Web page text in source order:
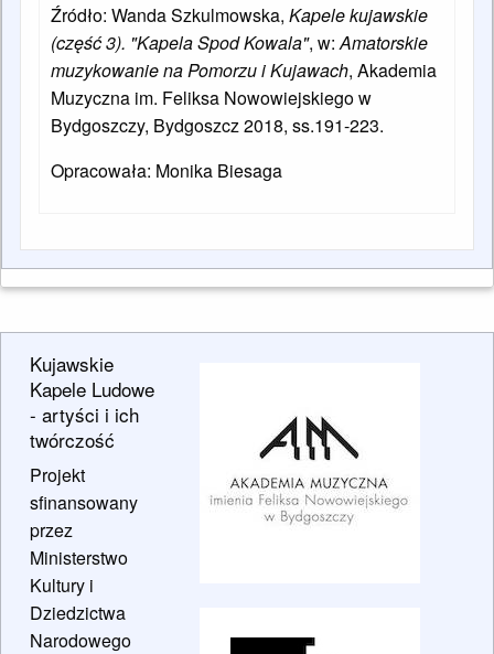
Źródło: Wanda Szkulmowska, Kapele kujawskie
(część 3). "Kapela Spod Kowala", w:Amatorskie
muzykowanie na Pomorzu i Kujawach, Akademia
Muzyczna im. Feliksa Nowowiejskiego w
Bydgoszczy, Bydgoszcz 2018, ss.191-223.
Opracowała: Monika Biesaga
Kujawskie
Kapele Ludowe
- artyści i ich
twórczość
Projekt
sfinansowany
przez
Ministerstwo
Kultury i
Dziedzictwa
Narodowego